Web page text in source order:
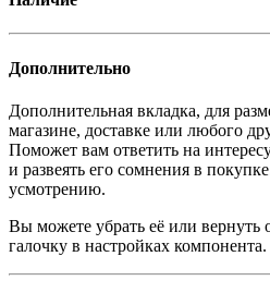
Дополнительно
Дополнительная вкладка, для
магазине, доставке или любого
Поможет вам ответить на
и развеять его сомнения в
усмотрению.
Вы можете убрать её или вернуть
галочку в настройках